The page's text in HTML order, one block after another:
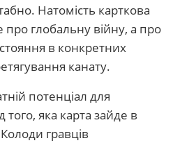
Натомість карткова
про глобальну війну, а про
в конкретних
канату.
потенціал для
того, яка карта зайде в
гравців